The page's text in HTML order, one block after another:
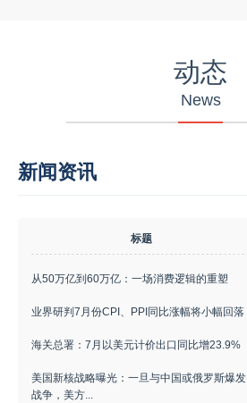
动态
News
新闻资讯
标题
从50万亿到60万亿：一场消费逻辑的重塑
业界研判7月份CPI、PPI同比涨幅将小幅回落
海关总署：7月以美元计价出口同比增23.9%
美国新核战略曝光：一旦与中国或俄罗斯爆发
战争，美方...